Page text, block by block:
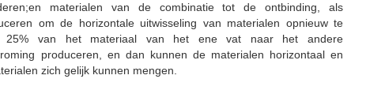
materialen van de combinatie tot de ontbinding, als
om de horizontale uitwisseling van materialen opnieuw te
25% van het materiaal van het ene vat naar het andere
produceren, en dan kunnen de materialen horizontaal en
zich gelijk kunnen mengen.